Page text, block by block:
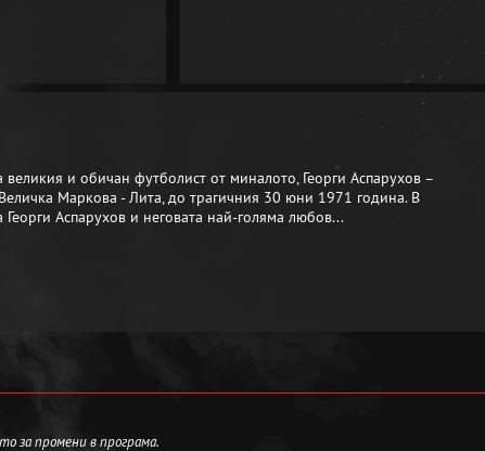
и обичан футболист от миналото, Георги Аспарухов –
Маркова - Лита, до трагичния 30 юни 1971 година. В
Аспарухов и неговата най-голяма любов...
за промени в програма.